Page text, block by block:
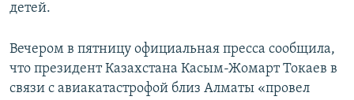
детей.
Вечером в пятницу официальная пресса сообщила,
что президент Казахстана Касым-Жомарт Токаев в
связи с авиакатастрофой близ Алматы «провел